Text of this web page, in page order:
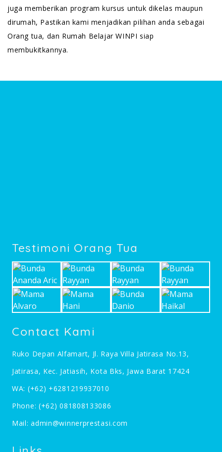
juga memberikan program kursus untuk dikelas maupun
dirumah, Pastikan kami menjadikan pilihan anda sebagai
Orang tua, dan Rumah Belajar WINPI siap
membukitkannya.
Testimoni Orang Tua
Contact Kami
Ruko Depan Alfamart, Jl. Raya Villa Jatirasa No.13,
Jatirasa, Kec. Jatiasih, Kota Bks, Jawa Barat 17424
WA: (+62) +6281219937010
Phone: (+62) 081808133086
Mail:admin@winnerprestasi.com